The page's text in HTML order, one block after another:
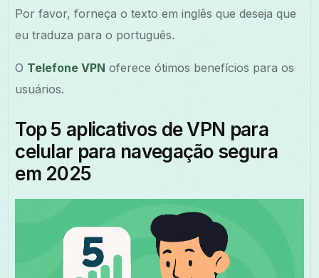
Por favor, forneça o texto em inglês que deseja que
eu traduza para o português.
O Telefone VPN oferece ótimos benefícios para os
usuários.
Top 5 aplicativos de VPN para
celular para navegação segura
em 2025